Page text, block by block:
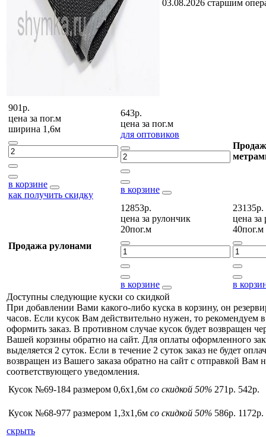
03.08.2026 старшим
901р.
цена за пог.м
ширина 1,6м
в корзине
как получить скидку
643р.
цена за пог.м
для оптовиков
в корзине
Продажа рулонами
12853р.
цена за рулончик
20пог.м
в корзине
23135р.
цена за
40пог.м
в
Доступны следующие куски со скидкой
При добавлении Вами какого-либо куска в корзину, он
часов. Если кусок Вам действительно нужен, то рекомендуем
оформить заказ. В противном случае кусок будет возвращен
Вашей корзины обратно на сайт. Для оплаты оформленного
выделяется 2 суток. Если в течение 2 суток заказ не будет
возвращен из Вашего заказа обратно на сайт с отправкой Вам
соответствующего уведомления.
Кусок №69-184 размером 0,6x1,6м со скидкой 50% 271р. 542р.
Кусок №68-977 размером 1,3x1,6м со скидкой 50% 586р. 1172р.
скрыть